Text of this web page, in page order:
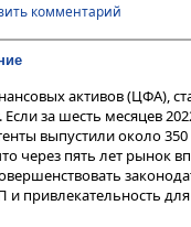
к участникам
. Он
под названием
со знакомства с
рынка 2024–2025»
«Эксперт РА»
пока не ощутили в
объема кредитов и
денежно-
комментарий
активов (ЦФА),
Если за шесть месяцев
выпустили около
через пять лет рынок
привлекательность